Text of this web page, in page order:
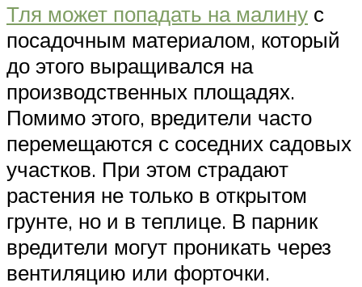
Тля может попадать на малину с
посадочным материалом, который
до этого выращивался на
производственных площадях.
Помимо этого, вредители часто
перемещаются с соседних садовых
участков. При этом страдают
растения не только в открытом
грунте, но и в теплице. В парник
вредители могут проникать через
вентиляцию или форточки.